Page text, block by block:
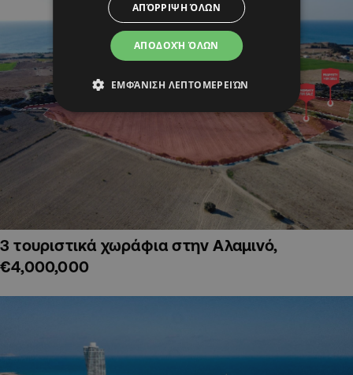
3 τουριστικά χωράφια στην Αλαμινό,
€4,000,000
ΑΠΟΔΟΧΉ ΌΛΩΝ
ΑΠΌΡΡΙΨΗ ΌΛΩΝ
ΕΜΦΆΝΙΣΗ ΛΕΠΤΟΜΕΡΕΙΏΝ